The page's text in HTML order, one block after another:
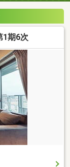
期6次